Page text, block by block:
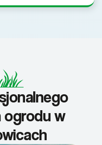
ogrodu w